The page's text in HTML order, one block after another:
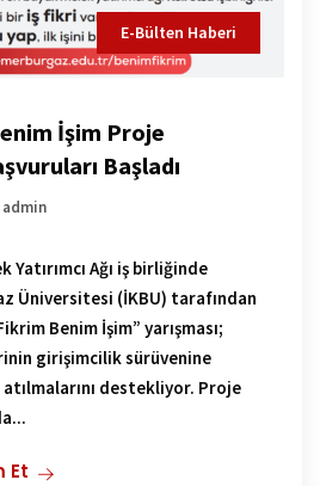
E-Bülten Haberi
İşim Proje
Başladı
admin
Ağı iş birliğinde
Üniversitesi (İKBU) tarafından
Benim İşim” yarışması;
girişimcilik sürüvenine
destekliyor. Proje
Et